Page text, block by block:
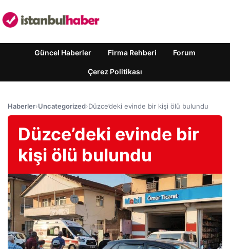
Güncel Haberler Firma Rehberi Forum
Çerez Politikası
Haberler›Uncategorized›Düzce’deki evinde bir kişi ölü bulundu
Düzce’deki evinde bir
kişi ölü bulundu